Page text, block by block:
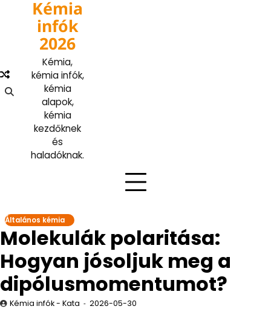
Kémia
infók
2026
Kémia,
kémia infók,
kémia
alapok,
kémia
kezdőknek
és
haladóknak.
Általános kémia
Molekulák polaritása:
Hogyan jósoljuk meg a
dipólusmomentumot?
Kémia infók - Kata 2026-05-30